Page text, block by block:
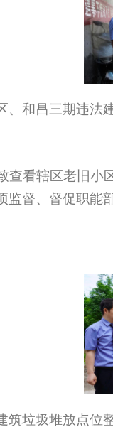
和昌三期违法
查看辖区老旧小
督、督促职能
垃圾堆放点位